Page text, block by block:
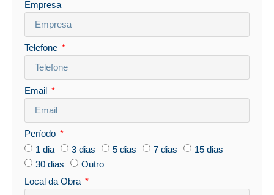
Empresa
Telefone
Email
Período
1 dia
3 dias 5 dias 7 dias
15 dias
30 dias
Outro
Local da Obra